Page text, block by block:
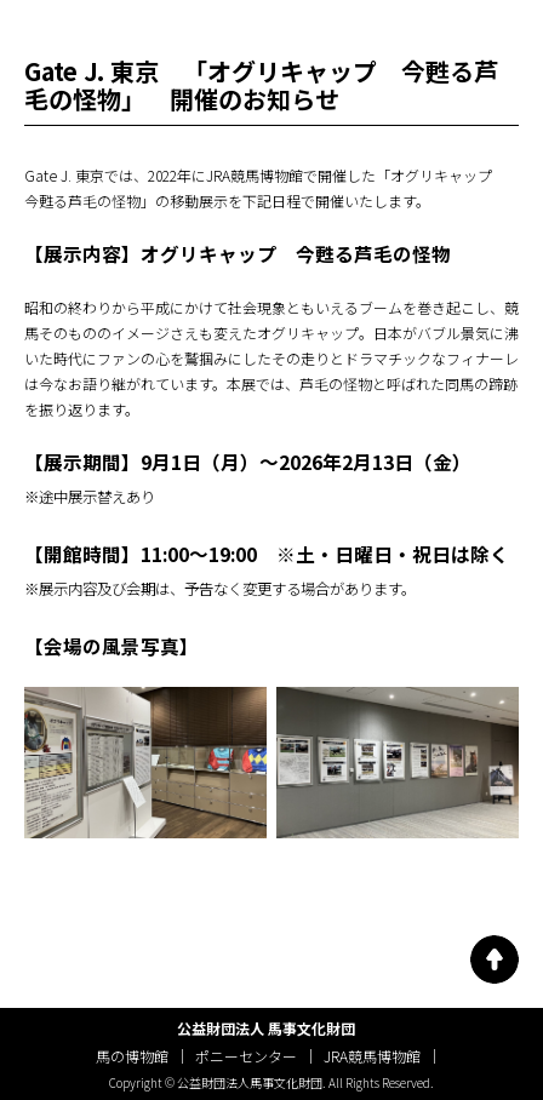
Gate J. 東京 「オグリキャップ 今甦る芦
毛の怪物」 開催のお知らせ
Gate J. 東京では、2022年にJRA競馬博物館で開催した「オグリキャップ
今甦る芦毛の怪物」の移動展示を下記日程で開催いたします。
【展示内容】オグリキャップ 今甦る芦毛の怪物
昭和の終わりから平成にかけて社会現象ともいえるブームを巻き起こし、競
馬そのもののイメージさえも変えたオグリキャップ。日本がバブル景気に沸
いた時代にファンの心を鷲掴みにしたその走りとドラマチックなフィナーレ
は今なお語り継がれています。本展では、芦毛の怪物と呼ばれた同馬の蹄跡
を振り返ります。
【展示期間】9月1日（月）～2026年2月13日（金）
※途中展示替えあり
【開館時間】11:00～19:00 ※土・日曜日・祝日は除く
※展示内容及び会期は、予告なく変更する場合があります。
【会場の風景写真】
公益財団法人 馬事文化財団
馬の博物館
ポニーセンター JRA競馬博物館
Copyright © 公益財団法人馬事文化財団. All Rights Reserved.